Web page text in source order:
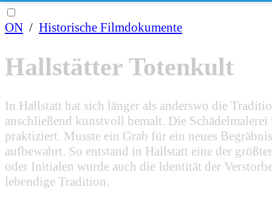
ON / Historische Filmdokumente
Hallstätter Totenkult
In Hallstatt hat sich länger als anderswo die
anschließend kunstvoll bemalt. Die
praktiziert. Musste ein Grab für ein neues
aufbewahrt. So entstand in Hallstatt eine der
oder Initialen wurde auch die Identität der
lebendige Tradition.